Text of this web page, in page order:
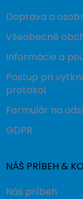
Doprava a
Všeobecné
Informácie a
Postup pri
protokol
Formulár na
GDPR
NÁŠ PRÍBEH &
Náš príbeh